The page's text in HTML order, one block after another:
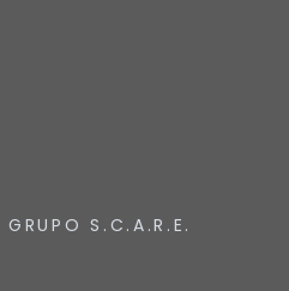
GRUPO S.C.A.R.E.